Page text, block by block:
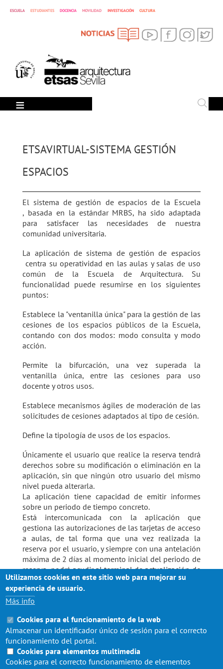
ESCUELA ESTUDIANTES DOCENCIA MOVILIDAD INVESTIGACIÓN CULTURA
ETSAVIRTUAL-SISTEMA GESTIÓN
ESPACIOS
El sistema de gestión de espacios de la Escuela
, basada en la estándar MRBS, ha sido adaptada
para satisfacer las necesidades de nuestra
comunidad universitaria.
La aplicación de sistema de gestión de espacios
centra su operatividad en las aulas y salas de uso
común de la Escuela de Arquitectura. Su
funcionalidad puede resumirse en los siguientes
puntos:
Establece la "ventanilla única" para la gestión de las
cesiones de los espacios públicos de la Escuela,
contando con dos modos: modo consulta y modo
acción.
Permite la bifurcación, una vez superada la
ventanilla única, entre las cesiones para uso
docente y otros usos.
Establece mecanismos ágiles de moderación de las
solicitudes de cesiones adaptados al tipo de cesión.
Define la tipología de usos de los espacios.
Únicamente el usuario que realice la reserva tendrá
derechos sobre su modificación o eliminación en la
aplicación, sin que ningún otro usuario del mismo
nivel pueda alterarla.
La aplicación tiene capacidad de emitir informes
sobre un periodo de tiempo concreto.
Está intercomunicada con la aplicación que
gestiona las autorizaciones de las tarjetas de acceso
a aulas, de tal forma que una vez realizada la
reserva por el usuario, y siempre con una antelación
máxima de 2 días al momento inicial del periodo de
reserva, podrá acudir al terminal de actualización de
tarjetas ubicado en la Conserjería del Centro para
actualizar instantáneamente la información de paso.
aplicación abarcará el curso académico en vigor y,
serán habilitados los siguientes una vez se vayan
realizando los correspondientes volcados en el
sistema de la información del plan de organización
docente de cada año.
Utilizamos cookies en este sitio web para mejorar su
experiencia de usuario.
Más info
Cookies para el funcionamiento de la web
Almacenar un identificador único de sesión para el correcto
funcionamiento del portal.
Cookies para elementos multimedia
Cookies para el correcto funcionamiento de elementos